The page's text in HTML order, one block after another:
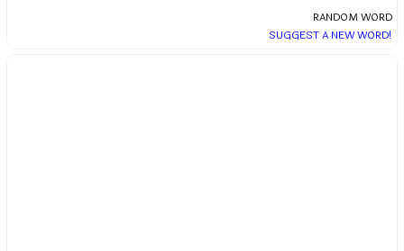
RANDOM WORD
SUGGEST A NEW WORD!